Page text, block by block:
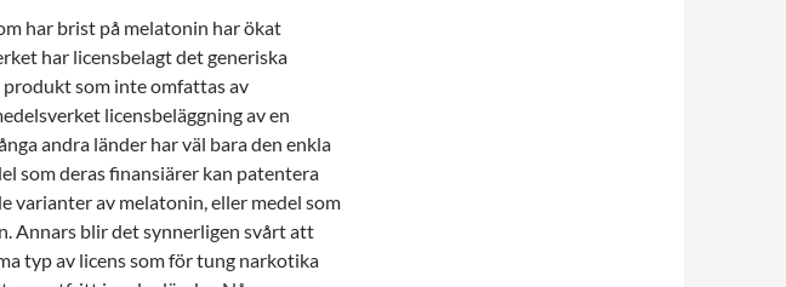
har brist på melatonin har ökat
har licensbelagt det generiska
som inte omfattas av
licensbeläggning av en
andra länder har väl bara den enkla
som deras finansiärer kan patentera
varianter av melatonin, eller medel som
Annars blir det synnerligen svårt att
typ av licens som för tung narkotika